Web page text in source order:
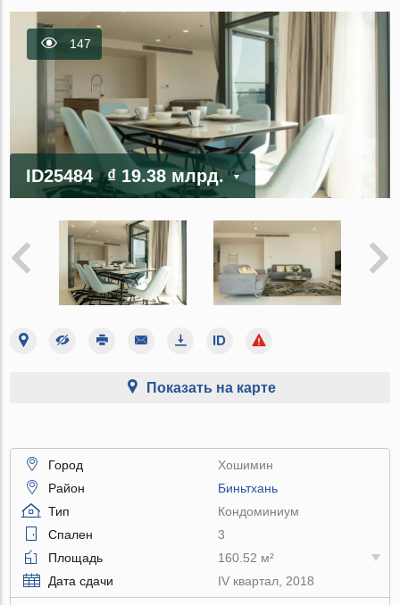
147
ID25484 ₫ 19.38 млрд.
Показать на карте
Город
Хошимин
Район
Биньтхань
Тип
Кондоминиум
Спален
3
Площадь
160.52 м²
Дата сдачи
IV квартал, 2018